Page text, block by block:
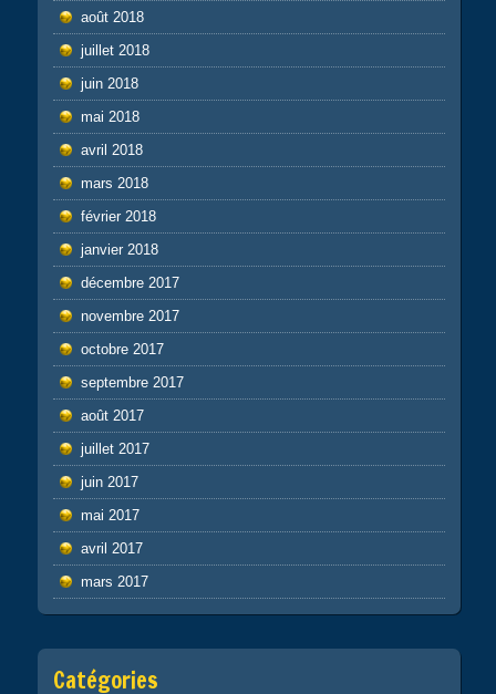
août 2018
juillet 2018
juin 2018
mai 2018
avril 2018
mars 2018
février 2018
janvier 2018
décembre 2017
novembre 2017
octobre 2017
septembre 2017
août 2017
juillet 2017
juin 2017
mai 2017
avril 2017
mars 2017
Catégories